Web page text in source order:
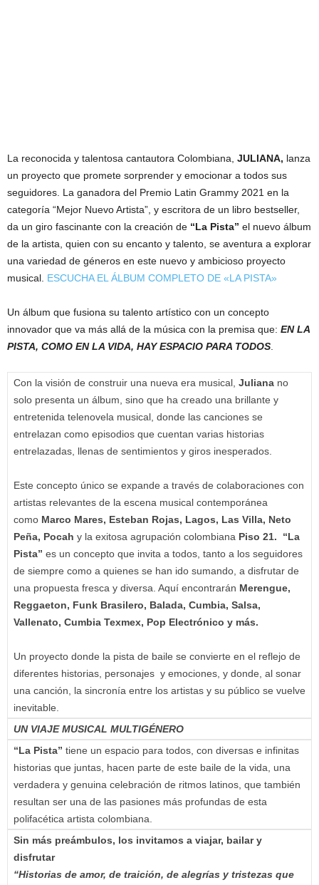
La reconocida y talentosa cantautora Colombiana, JULIANA, lanza
un proyecto que promete sorprender y emocionar a todos sus
seguidores. La ganadora del Premio Latin Grammy 2021 en la
categoría “Mejor Nuevo Artista”, y escritora de un libro bestseller,
da un giro fascinante con la creación de “La Pista” el nuevo álbum
de la artista, quien con su encanto y talento, se aventura a explorar
una variedad de géneros en este nuevo y ambicioso proyecto
musical. ESCUCHA EL ÁLBUM COMPLETO DE «LA PISTA»
Un álbum que fusiona su talento artístico con un concepto
innovador que va más allá de la música con la premisa que: EN LA
PISTA, COMO EN LA VIDA, HAY ESPACIO PARA TODOS
Con la visión de construir una nueva era musical, Juliana no
solo presenta un álbum, sino que ha creado una brillante y
entretenida telenovela musical, donde las canciones se
entrelazan como episodios que cuentan varias historias
entrelazadas, llenas de sentimientos y giros inesperados.
Este concepto único se expande a través de colaboraciones con
artistas relevantes de la escena musical contemporánea
como Marco Mares, Esteban Rojas, Lagos, Las Villa, Neto
Peña, Pocah y la exitosa agrupación colombiana Piso 21.
“La
Pista” es un concepto que invita a todos, tanto a los seguidores
de siempre como a quienes se han ido sumando, a disfrutar de
una propuesta fresca y diversa. Aquí encontrarán Merengue,
Reggaeton, Funk Brasilero, Balada, Cumbia, Salsa,
Vallenato, Cumbia Texmex, Pop Electrónico y más.
Un proyecto donde la pista de baile se convierte en el reflejo de
diferentes historias, personajes y emociones, y donde, al sonar
una canción, la sincronía entre los artistas y su público se vuelve
inevitable.
UN VIAJE MUSICAL MULTIGÉNERO
“La Pista” tiene un espacio para todos, con diversas e infinitas
historias que juntas, hacen parte de este baile de la vida, una
verdadera y genuina celebración de ritmos latinos, que también
resultan ser una de las pasiones más profundas de esta
polifacética artista colombiana.
Sin más preámbulos, los invitamos a viajar, bailar y
disfrutar
“Historias de amor, de traición, de alegrías y tristezas que